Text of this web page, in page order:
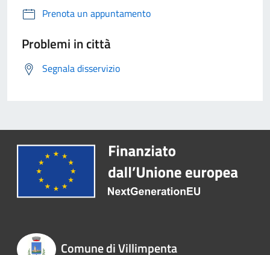
Prenota un appuntamento
Problemi in città
Segnala disservizio
Comune di Villimpenta